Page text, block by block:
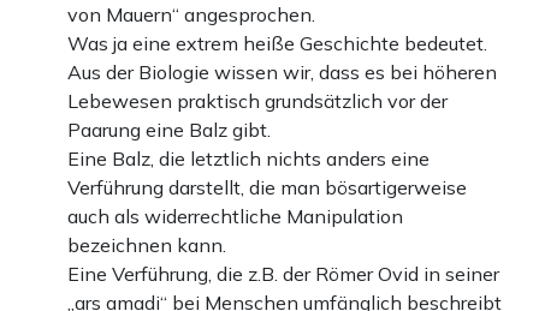
von Mauern“ angesprochen.
Was ja eine extrem heiße Geschichte bedeutet.
Aus der Biologie wissen wir, dass es bei höheren
Lebewesen praktisch grundsätzlich vor der
Paarung eine Balz gibt.
Eine Balz, die letztlich nichts anders eine
Verführung darstellt, die man bösartigerweise
auch als widerrechtliche Manipulation
bezeichnen kann.
Eine Verführung, die z.B. der Römer Ovid in seiner
„ars amadi“ bei Menschen umfänglich beschreibt